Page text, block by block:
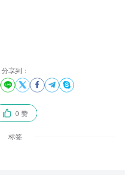
分享到：
    
 0 赞
标签